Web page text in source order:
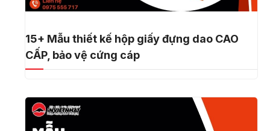
15+ Mẫu thiết kế hộp giấy đựng dao CAO
CẤP, bảo vệ cứng cáp